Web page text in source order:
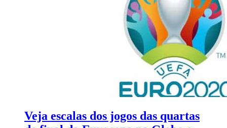
Veja escalas dos jogos das quartas